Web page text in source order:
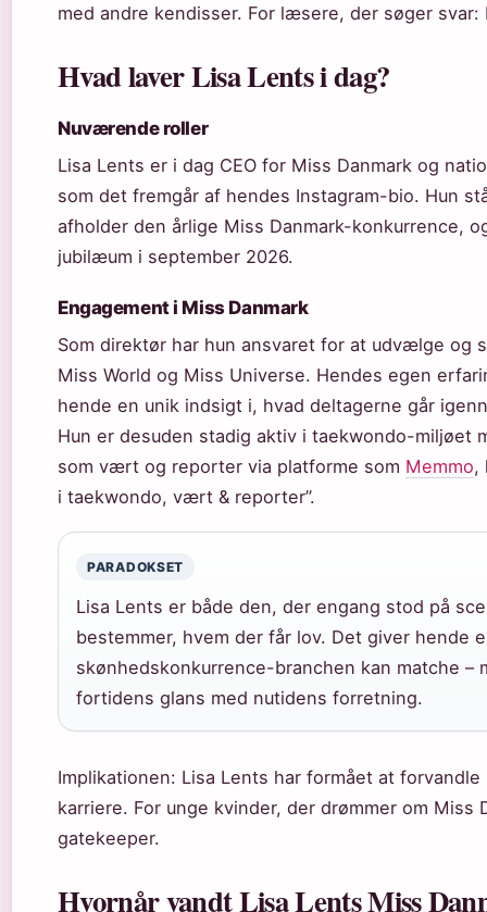
med andre kendisser. For læsere, der søger
Hvad laver Lisa Lents i dag?
Nuværende roller
Lisa Lents er i dag CEO for Miss Danmark og
som det fremgår af hendes Instagram-bio. Hun
afholder den årlige Miss Danmark-konkurrence,
jubilæum i september 2026.
Engagement i Miss Danmark
Som direktør har hun ansvaret for at udvælge og
Miss World og Miss Universe. Hendes egen
hende en unik indsigt i, hvad deltagerne går
Hun er desuden stadig aktiv i taekwondo-
som vært og reporter via platforme som Memmo,
i taekwondo, vært & reporter”.
PARADOKSET
Lisa Lents er både den, der engang stod på
bestemmer, hvem der får lov. Det giver hende
skønhedskonkurrence-branchen kan matche –
fortidens glans med nutidens forretning.
Implikationen: Lisa Lents har formået at
karriere. For unge kvinder, der drømmer om Miss
gatekeeper.
Hvornår vandt Lisa Lents Miss